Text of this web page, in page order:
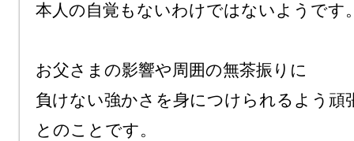
本人の自覚もないわけではないようです
お父さまの影響や周囲の無茶振りに
負けない強かさを身につけられるよう頑
とのことです。